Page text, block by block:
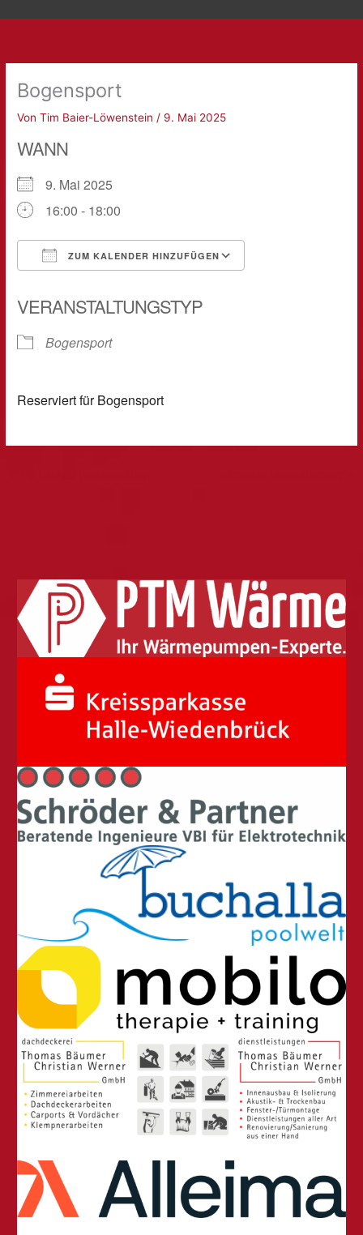
Bogensport
VonTim Baier-Löwenstein/ 9. Mai 2025
WANN
9. Mai 2025
16:00 - 18:00
ZUM KALENDER HINZUFÜGEN
VERANSTALTUNGSTYP
Bogensport
Reserviert für Bogensport